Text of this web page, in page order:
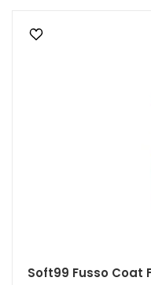
Soft99 Fusso Coat